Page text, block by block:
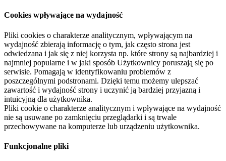
Cookies wpływające na wydajność
Pliki cookies o charakterze analitycznym, wpływającym na
wydajność zbierają informację o tym, jak często strona jest
odwiedzana i jak się z niej korzysta np. które strony są najbardziej i
najmniej popularne i w jaki sposób Użytkownicy poruszają się po
serwisie. Pomagają w identyfikowaniu problemów z
poszczególnymi podstronami. Dzięki temu możemy ulepszać
zawartość i wydajność strony i uczynić ją bardziej przyjazną i
intuicyjną dla użytkownika.
Pliki cookie o charakterze analitycznym i wpływające na wydajność
nie są usuwane po zamknięciu przeglądarki i są trwale
przechowywane na komputerze lub urządzeniu użytkownika.
Funkcjonalne pliki